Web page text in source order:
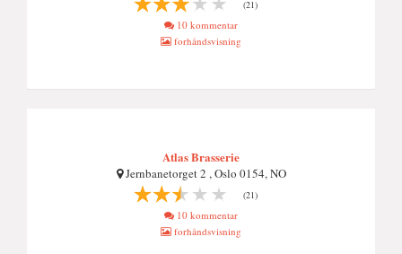
(21)
10 kommentar
forhåndsvisning
Atlas Brasserie
Jernbanetorget 2 , Oslo 0154, NO
(21)
10 kommentar
forhåndsvisning